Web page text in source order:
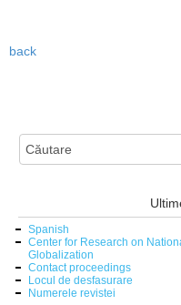
back
Spanish
Center for Research on
Globalization
Contact proceedings
Locul de desfasurare
Numerele revistei